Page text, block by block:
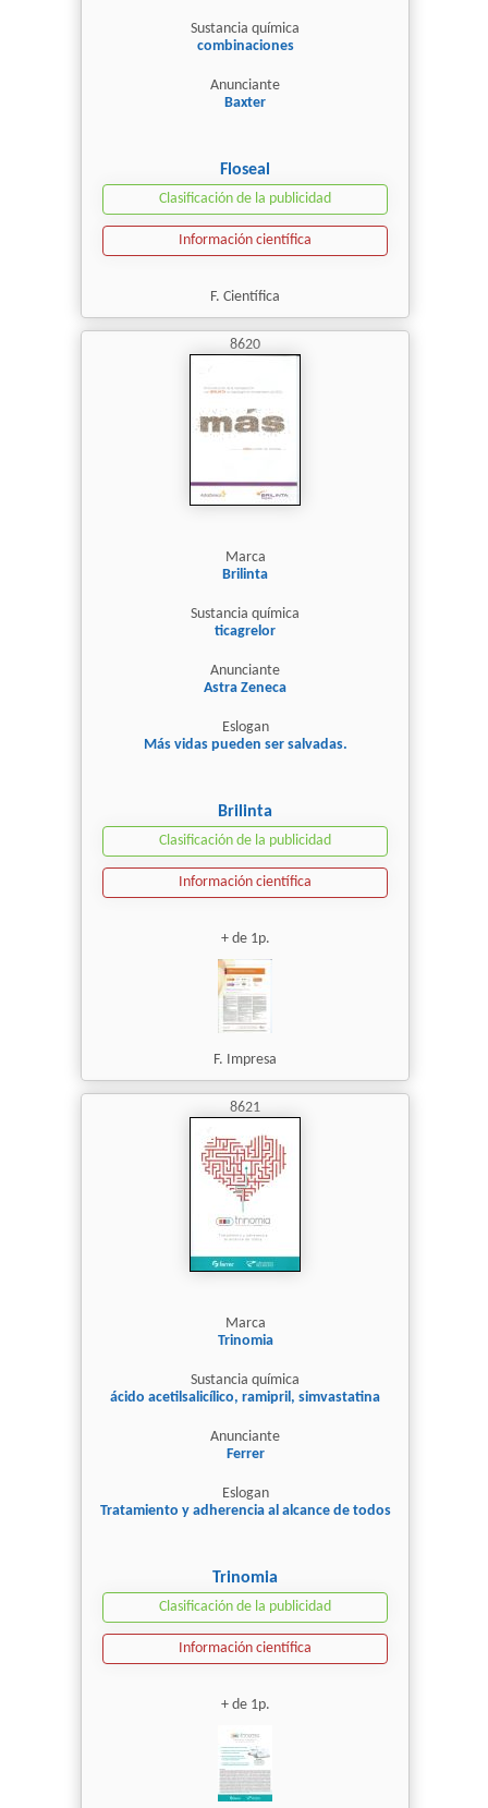
Sustancia química
combinaciones
Anunciante
Baxter
Floseal
Clasificación de la publicidad
Información científica
F. Científica
8620
Marca
Brilinta
Sustancia química
ticagrelor
Anunciante
Astra Zeneca
Eslogan
Más vidas pueden ser salvadas.
Brilinta
Clasificación de la publicidad
Información científica
+ de 1p.
F. Impresa
8621
Marca
Trinomia
Sustancia química
ácido acetilsalicílico, ramipril, simvastatina
Anunciante
Ferrer
Eslogan
Tratamiento y adherencia al alcance de todos
Trinomia
Clasificación de la publicidad
Información científica
+ de 1p.